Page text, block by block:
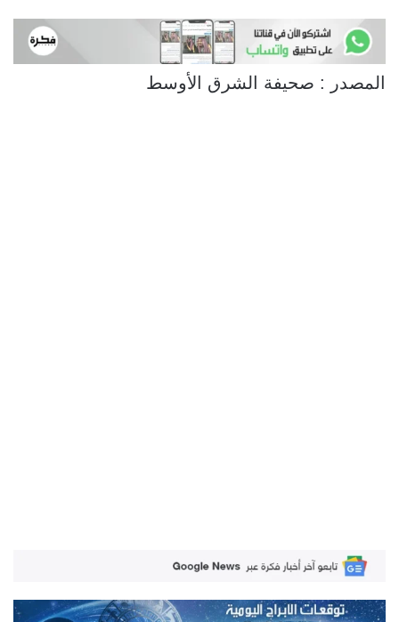
المصدر : صحيفة الشرق الأوسط